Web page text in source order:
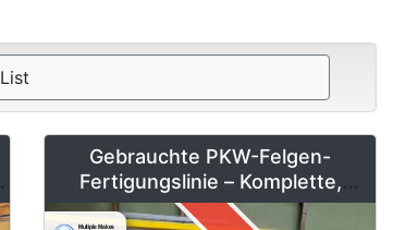
List
Gebrauchte PKW-Felgen-
Fertigungslinie – Komplette,
automatisierte Anlage von